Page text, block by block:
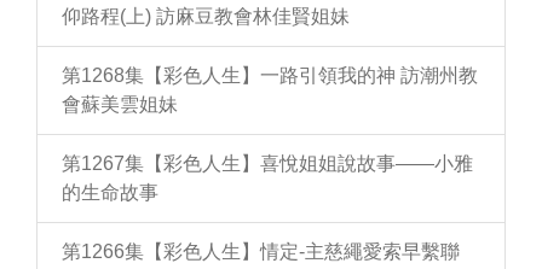
仰路程(上) 訪麻豆教會林佳賢姐妹
第1268集【彩色人生】一路引領我的神 訪潮州教
會蘇美雲姐妹
第1267集【彩色人生】喜悅姐姐說故事——小雅
的生命故事
第1266集【彩色人生】情定-主慈繩愛索早繫聯